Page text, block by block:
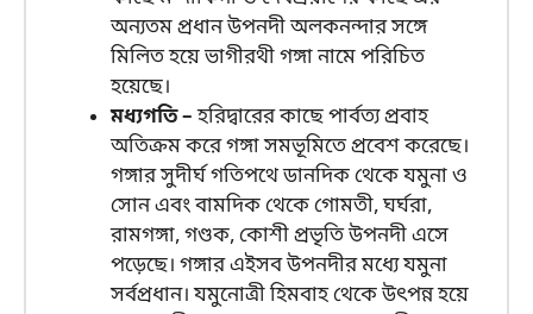
অন্যতম প্রধান উপনদী অলকনন্দার সঙ্গে
মিলিত হয়ে ভাগীরথী গঙ্গা নামে পরিচিত
হয়েছে।
মধ্যগতি –হরিদ্বারের কাছে পার্বত্য প্রবাহ
অতিক্রম করে গঙ্গা সমভূমিতে প্রবেশ করেছে।
গঙ্গার সুদীর্ঘ গতিপথে ডানদিক থেকে যমুনা ও
সোন এবং বামদিক থেকে গোমতী, ঘর্ঘরা,
রামগঙ্গা, গণ্ডক, কোশী প্রভৃতি উপনদী এসে
পড়েছে। গঙ্গার এইসব উপনদীর মধ্যে যমুনা
সর্বপ্রধান। যমুনোত্রী হিমবাহ থেকে উৎপন্ন হয়ে